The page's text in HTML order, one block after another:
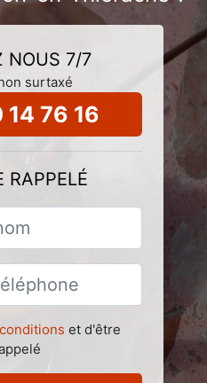
NOUS 7/7
surtaxé
14 76 16
RAPPELÉ
conditions et d'être